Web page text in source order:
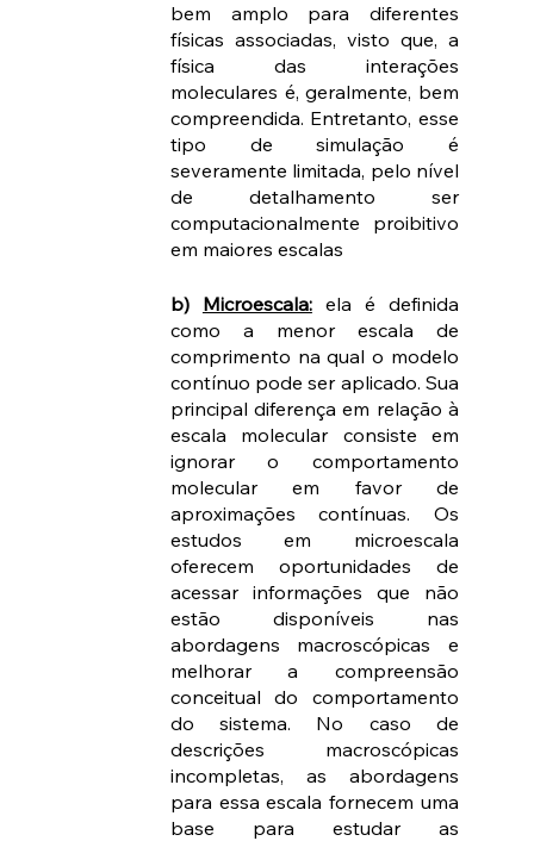
bem amplo para diferentes
físicas associadas, visto que, a
física das interações
moleculares é, geralmente, bem
compreendida. Entretanto, esse
tipo de simulação é
severamente limitada, pelo nível
de detalhamento ser
computacionalmente proibitivo
em maiores escalas
b) Microescala: ela é definida
como a menor escala de
comprimento na qual o modelo
contínuo pode ser aplicado. Sua
principal diferença em relação à
escala molecular consiste em
ignorar o comportamento
molecular em favor de
aproximações contínuas. Os
estudos em microescala
oferecem oportunidades de
acessar informações que não
estão disponíveis nas
abordagens macroscópicas e
melhorar a compreensão
conceitual do comportamento
do sistema. No caso de
descrições macroscópicas
incompletas, as abordagens
para essa escala fornecem uma
base para estudar as